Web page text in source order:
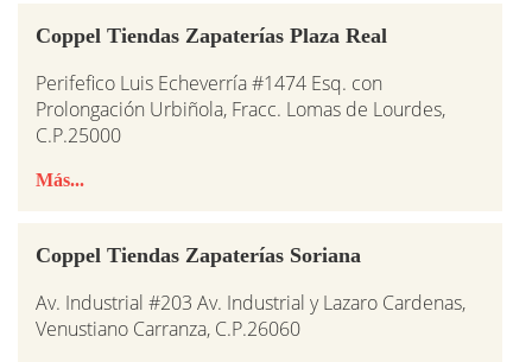
Coppel Tiendas Zapaterías Plaza Real
Perifefico Luis Echeverría #1474 Esq. con
Prolongación Urbiñola, Fracc. Lomas de Lourdes,
C.P.25000
Más...
Coppel Tiendas Zapaterías Soriana
Av. Industrial #203 Av. Industrial y Lazaro Cardenas,
Venustiano Carranza, C.P.26060